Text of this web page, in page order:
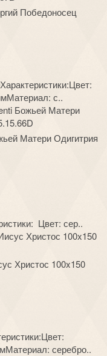
Победоносец
с..
Матери Одигитрия
Цвет: сер..
Христос 100x150
серебро..